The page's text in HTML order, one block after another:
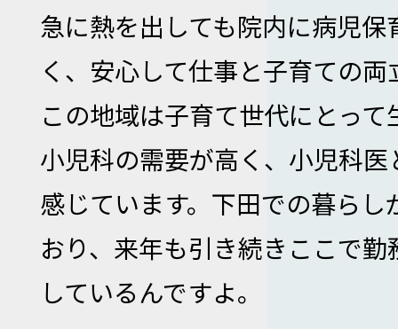
急に熱を出しても院内に病児
く、安心して仕事と子育ての
この地域は子育て世代にとっ
小児科の需要が高く、小児科
感じています。下田での暮らし
おり、来年も引き続きここで
しているんですよ。